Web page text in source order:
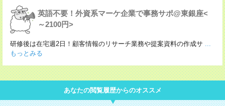
英語不要！外資系マーケ企業で事務サポ@東銀座<
～2100円>
研修後は在宅週2日！顧客情報のリサーチ業務や提案資料の作成サ ...
もっとみる
あなたの閲覧履歴からのオススメ